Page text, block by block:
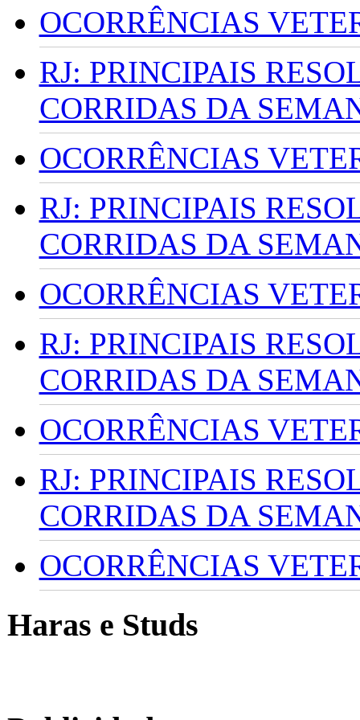
OCORRÊNCIAS
RJ: PRINCIPAIS
CORRIDAS DA
OCORRÊNCIAS
RJ: PRINCIPAIS
CORRIDAS DA
OCORRÊNCIAS
RJ: PRINCIPAIS
CORRIDAS DA
OCORRÊNCIAS
RJ: PRINCIPAIS
CORRIDAS DA
OCORRÊNCIAS
Haras e Studs